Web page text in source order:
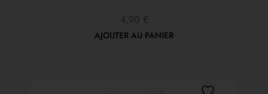
4,90 €
AJOUTER AU PANIER